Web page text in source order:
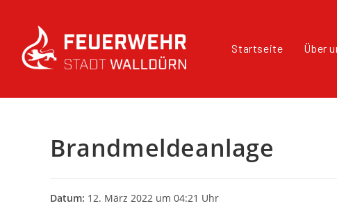
Startseite Über
Brandmeldeanlage
Datum: 12. März 2022 um 04:21 Uhr